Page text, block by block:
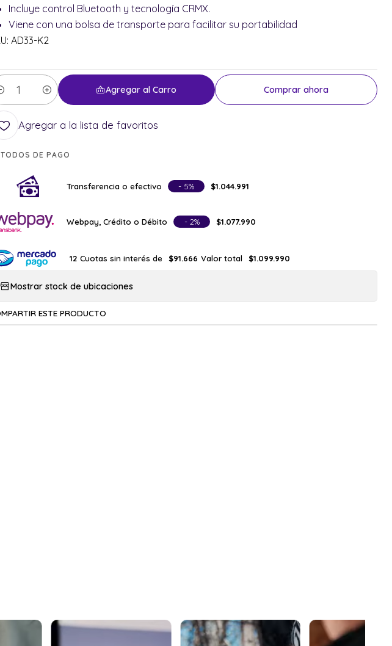
Incluye control Bluetooth y tecnología CRMX.
Viene con una bolsa de transporte para facilitar su portabilidad
AD33-K2
Agregar al Carro Comprar ahora
Agregar a la lista de favoritos
DE PAGO
Transferencia o efectivo - 5% $1.044.991
Webpay, Crédito o Débito - 2% $1.077.990
12 Cuotas sin interés de $91.666 Valor total $1.099.990
Mostrar stock de ubicaciones
ESTE PRODUCTO